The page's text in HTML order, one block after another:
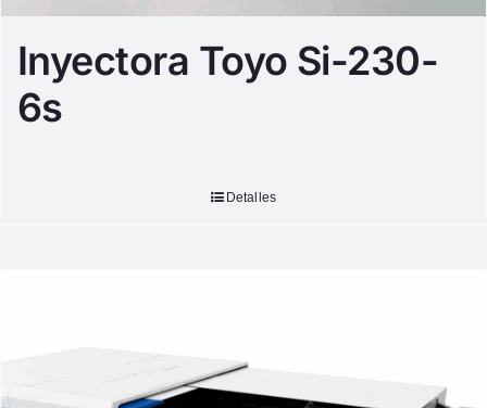
Inyectora Toyo Si-230-
6s
Detalles